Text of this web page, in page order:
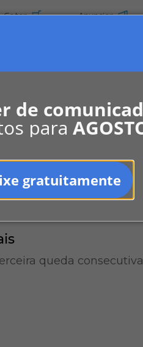
de
para
gratuitamente
Cotar Anunciar
queda